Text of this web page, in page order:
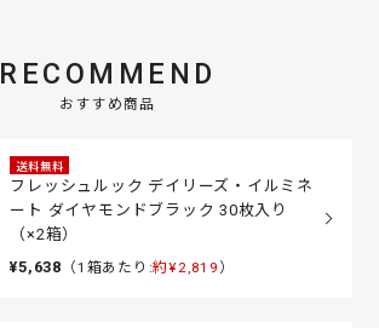
RECOMMEND
おすすめ商品
送料無料
フレッシュルック デイリーズ・イルミネ
ート ダイヤモンドブラック 30枚入り
（×2箱）
¥5,638 （1箱あたり:約¥2,819 ）